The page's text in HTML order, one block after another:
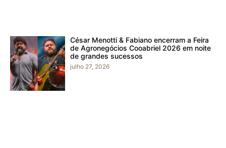
César Menotti & Fabiano encerram a Feira
de Agronegócios Cooabriel 2026 em noite
de grandes sucessos
julho 27, 2026